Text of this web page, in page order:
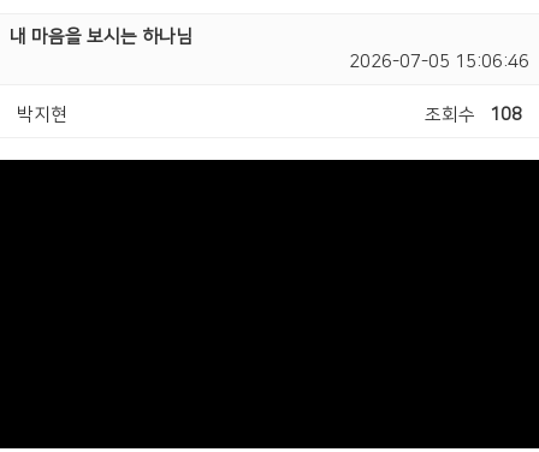
내 마음을 보시는 하나님
2026-07-05 15:06:46
박지현 조회수 108